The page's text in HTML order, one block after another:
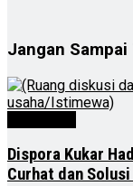
Jangan
Dispora Kukar
Curhat dan